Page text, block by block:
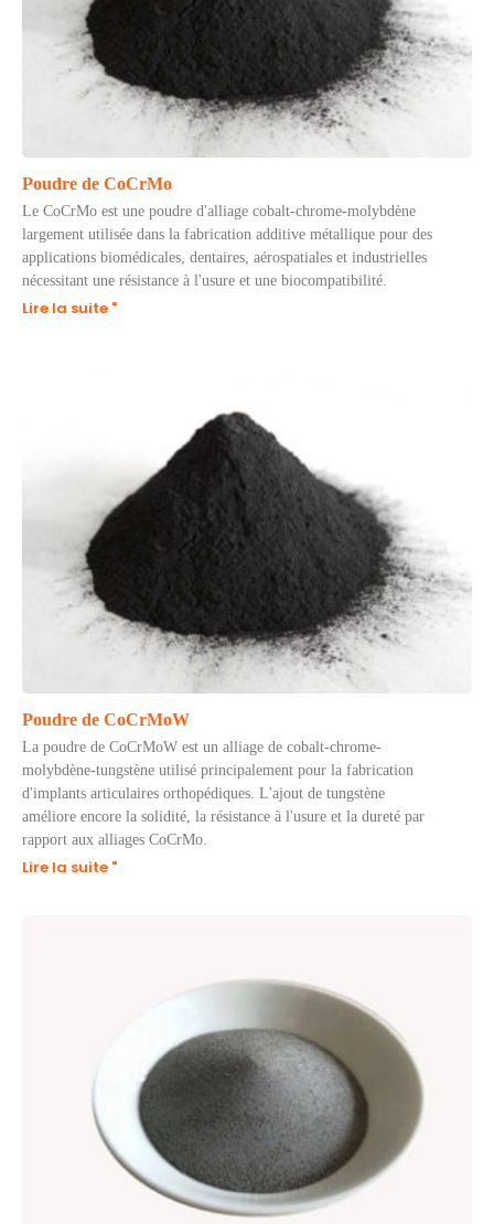
Poudre de CoCrMo
Le CoCrMo est une poudre d'alliage cobalt-chrome-molybdène
largement utilisée dans la fabrication additive métallique pour des
applications biomédicales, dentaires, aérospatiales et industrielles
nécessitant une résistance à l'usure et une biocompatibilité.
Lire la suite "
Poudre de CoCrMoW
La poudre de CoCrMoW est un alliage de cobalt-chrome-
molybdène-tungstène utilisé principalement pour la fabrication
d'implants articulaires orthopédiques. L'ajout de tungstène
améliore encore la solidité, la résistance à l'usure et la dureté par
rapport aux alliages CoCrMo.
Lire la suite "